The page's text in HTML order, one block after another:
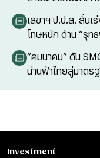
เลขาฯ ป.ป.ส. ลั่น
โทษหนัก ด้าน “รุท
“คมนาคม” ดัน
น่านฟ้าไทยสู่มาตร
Investment